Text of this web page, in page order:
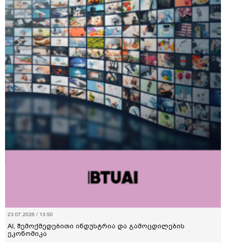
23.07.2026 / 13:50
AI, შემოქმედებითი ინდუსტრია და გამოცდილების
ეკონომიკა